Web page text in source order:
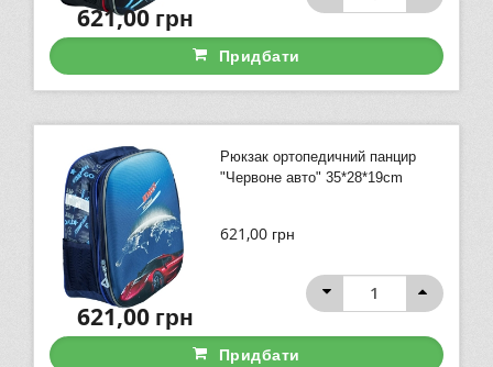
621,00грн
Придбати
Рюкзак ортопедичний панцир
"Червоне авто" 35*28*19cm
621,00 грн
621,00грн
Придбати